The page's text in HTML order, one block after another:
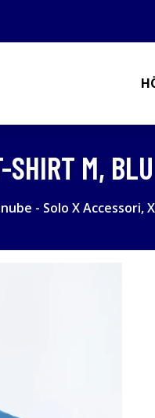
SHIRT M,
- Solo X Accessori,